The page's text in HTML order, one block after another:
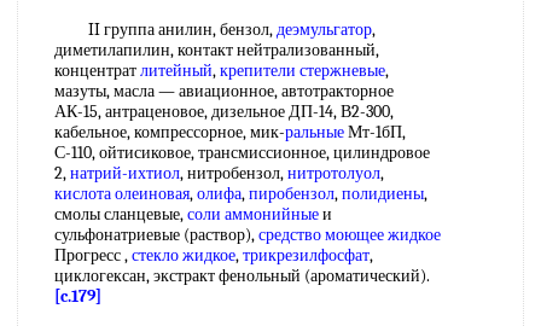
II группа анилин, бензол,деэмульгатор,
диметилапилин, контакт нейтрализованный,
концентратлитейный,крепители стержневые,
мазуты, масла — авиационное, автотракторное
АК-15, антраценовое, дизельное ДП-14, В2-300,
кабельное, компрессорное, мик-ральныеМт-1бП,
С-110, ойтисиковое, трансмиссионное, цилиндровое
2,натрий-ихтиол, нитробензол,нитротолуол,
кислота олеиновая,олифа,пиробензол,полидиены,
смолы сланцевые,соли аммонийныеи
сульфонатриевые (раствор),средство моющее жидкое
Прогресс ,стекло жидкое,трикрезилфосфат,
циклогексан, экстракт фенольный (ароматический).
[c.179]